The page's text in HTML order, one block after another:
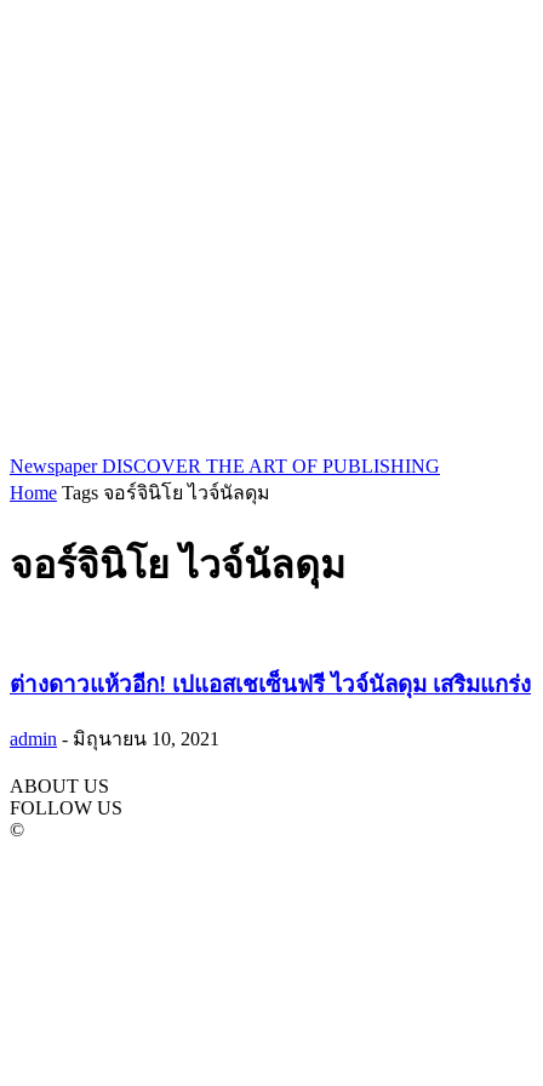
Newspaper DISCOVER THE ART OF PUBLISHING
Home Tags จอร์จินิโย ไวจ์นัลดุม
จอร์จินิโย ไวจ์นัลดุม
ต่างดาวแห้วอีก! เปแอสเชเซ็นฟรี ไวจ์นัลดุม เสริมแกร่ง
admin - มิถุนายน 10, 2021
ABOUT US
FOLLOW US
©